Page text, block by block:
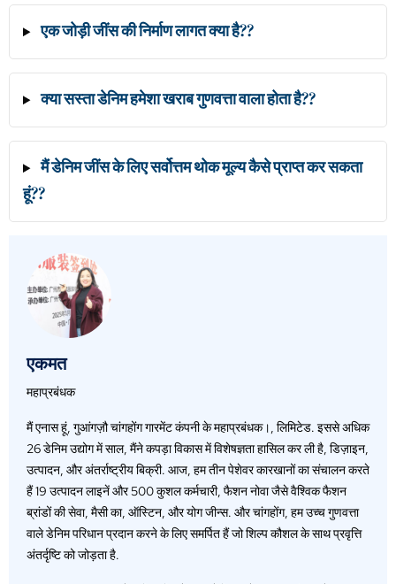
एक जोड़ी जींस की निर्माण लागत क्या है??
क्या सस्ता डेनिम हमेशा खराब गुणवत्ता वाला होता है??
मैं डेनिम जींस के लिए सर्वोत्तम थोक मूल्य कैसे प्राप्त कर सकता
हूं??
एकमत
महाप्रबंधक
मैं एनास हूं, गुआंगज़ौ चांगहोंग गारमेंट कंपनी के महाप्रबंधक।, लिमिटेड. इससे अधिक
26 डेनिम उद्योग में साल, मैंने कपड़ा विकास में विशेषज्ञता हासिल कर ली है, डिज़ाइन,
उत्पादन, और अंतर्राष्ट्रीय बिक्री. आज, हम तीन पेशेवर कारखानों का संचालन करते
हैं 19 उत्पादन लाइनें और 500 कुशल कर्मचारी, फैशन नोवा जैसे वैश्विक फैशन
ब्रांडों की सेवा, मैसी का, ऑस्टिन, और योग जीन्स. और चांगहोंग, हम उच्च गुणवत्ता
वाले डेनिम परिधान प्रदान करने के लिए समर्पित हैं जो शिल्प कौशल के साथ प्रवृत्ति
अंतर्दृष्टि को जोड़ता है.